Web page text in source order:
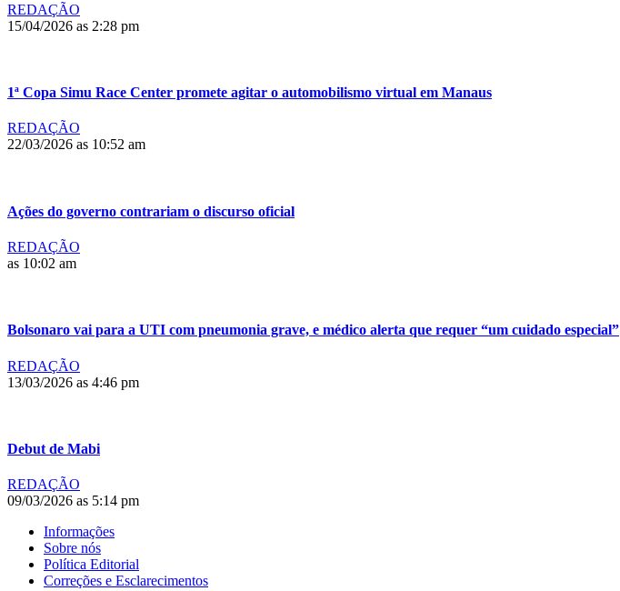
REDAÇÃO
15/04/2026 as 2:28 pm
1ª Copa Simu Race Center promete agitar o automobilismo virtual em Manaus
REDAÇÃO
22/03/2026 as 10:52 am
Ações do governo contrariam o discurso oficial
REDAÇÃO
as 10:02 am
Bolsonaro vai para a UTI com pneumonia grave, e médico alerta que requer “um cuidado especial”
REDAÇÃO
13/03/2026 as 4:46 pm
Debut de Mabi
REDAÇÃO
09/03/2026 as 5:14 pm
Informações
Sobre nós
Política Editorial
Correções e Esclarecimentos